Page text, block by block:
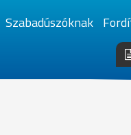
Szabadúszóknak